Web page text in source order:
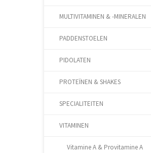
MULTIVITAMINEN & -MINERALEN
PADDENSTOELEN
PIDOLATEN
PROTEÏNEN & SHAKES
SPECIALITEITEN
VITAMINEN
Vitamine A & Provitamine A